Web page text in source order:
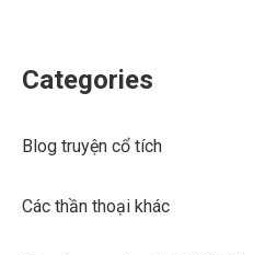
Categories
Blog truyện cổ tích
Các thần thoại khác